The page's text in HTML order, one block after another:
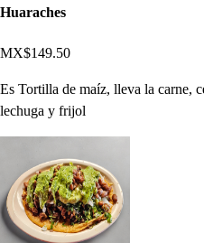
Huaraches
MX$149.50
Es Tortilla de maíz, lleva la carne,
lechuga y frijol